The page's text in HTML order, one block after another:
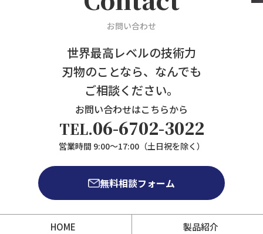
お問い合わせ
世界最高レベルの技術力
刃物のことなら、なんでも
ご相談ください。
お問い合わせはこちらから
TEL.06-6702-3022
営業時間 9:00～17:00（土日祝を除く）
無料相談フォーム
HOME
製品紹介